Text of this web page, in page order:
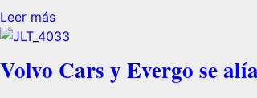
Leer más
Volvo Cars y Evergo se